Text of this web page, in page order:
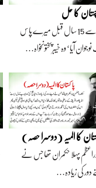
کا حل
آج سے 15 سال قبل میرے پاس
آیا‘ وہ خیبرپختونخواہ…
کا المیہ (دوسرا حصہ)
پہلا حکمران تھا جس نے
کی زیادہ…